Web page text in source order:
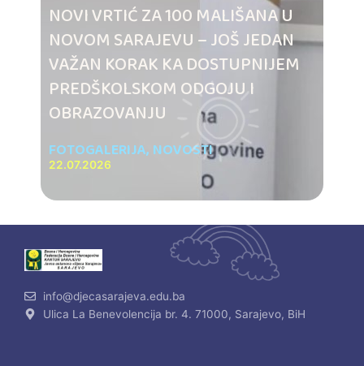
NOVI VRTIĆ ZA 100 MALIŠANA U
NOVOM SARAJEVU – JOŠ JEDAN
VAŽAN KORAK KA DOSTUPNIJEM
PREDŠKOLSKOM ODGOJU I
OBRAZOVANJU
FOTOGALERIJA, NOVOSTI
22.07.2026
info@djecasarajeva.edu.ba
Ulica La Benevolencija br. 4. 71000, Sarajevo, BiH